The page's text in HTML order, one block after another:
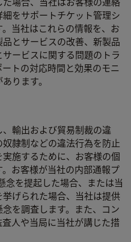
をサポートチケット管理シ
当社はこれらの情報を、お
とサービスの改善、新製品
ービスに関する問題のトラ
トの対応時間と効果のモニ
ります。
輸出および貿易制裁の違
隷制などの違法行為を防止
施するために、お客様の個
お客様が当社の内部通報プ
念を提起した場合、または当
げられた場合、当社は提供
を調査します。また、コン
人や当局に当社が講じた措